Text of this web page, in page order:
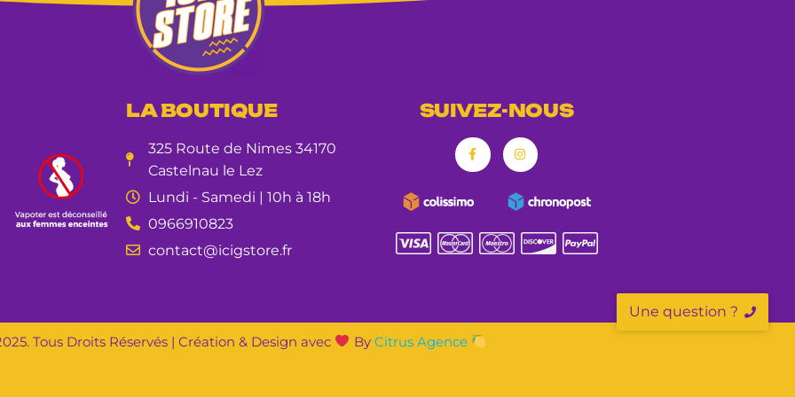
LA BOUTIQUE
325 Route de Nimes 34170
Castelnau le Lez
Lundi - Samedi | 10h à 18h
0966910823
contact@icigstore.fr
SUIVEZ-NOUS
Tous Droits Réservés | Création & Design avec By Citrus Agence
Une question ?